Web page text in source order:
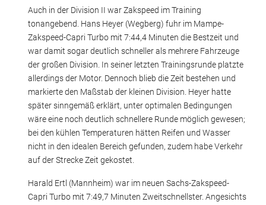
Auch in der Division II war Zakspeed im Training
tonangebend. Hans Heyer (Wegberg) fuhr im Mampe-
Zakspeed-Capri Turbo mit 7:44,4 Minuten die Bestzeit und
war damit sogar deutlich schneller als mehrere Fahrzeuge
der großen Division. In seiner letzten Trainingsrunde platzte
allerdings der Motor. Dennoch blieb die Zeit bestehen und
markierte den Maßstab der kleinen Division. Heyer hatte
später sinngemäß erklärt, unter optimalen Bedingungen
wäre eine noch deutlich schnellere Runde möglich gewesen;
bei den kühlen Temperaturen hätten Reifen und Wasser
nicht in den idealen Bereich gefunden, zudem habe Verkehr
auf der Strecke Zeit gekostet.
Harald Ertl (Mannheim) war im neuen Sachs-Zakspeed-
Capri Turbo mit 7:49,7 Minuten Zweitschnellster. Angesichts